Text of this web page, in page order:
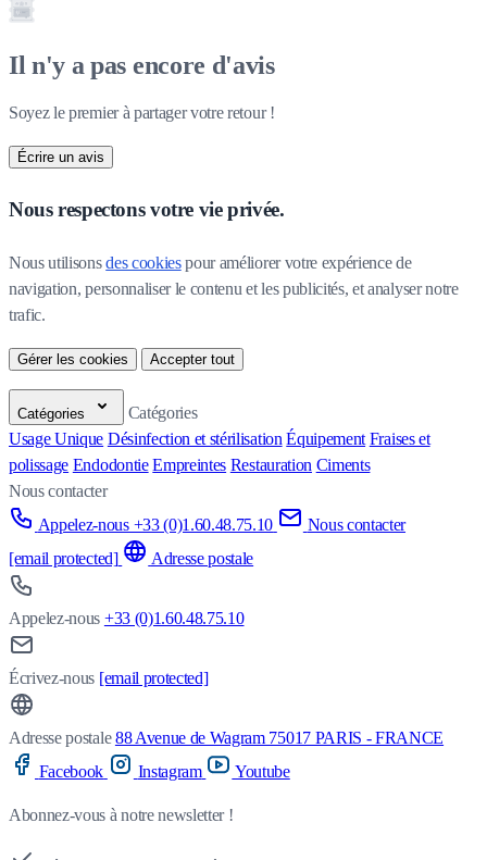
Il n'y a pas encore d'avis
Soyez le premier à partager votre retour !
Écrire un avis
Nous respectons votre vie privée.
Nous utilisons des cookies pour améliorer votre expérience de
navigation, personnaliser le contenu et les publicités, et analyser notre
trafic.
Gérer les cookies Accepter tout
Catégories
Catégories
Usage Unique Désinfection et stérilisation Équipement Fraises et
polissage Endodontie Empreintes Restauration Ciments
Nous contacter
Appelez-nous +33 (0)1.60.48.75.10
Nous contacter
[email protected]
Adresse postale
Appelez-nous +33 (0)1.60.48.75.10
Écrivez-nous [email protected]
Adresse postale 88 Avenue de Wagram 75017 PARIS - FRANCE
Facebook
Instagram Youtube
Abonnez-vous à notre newsletter !